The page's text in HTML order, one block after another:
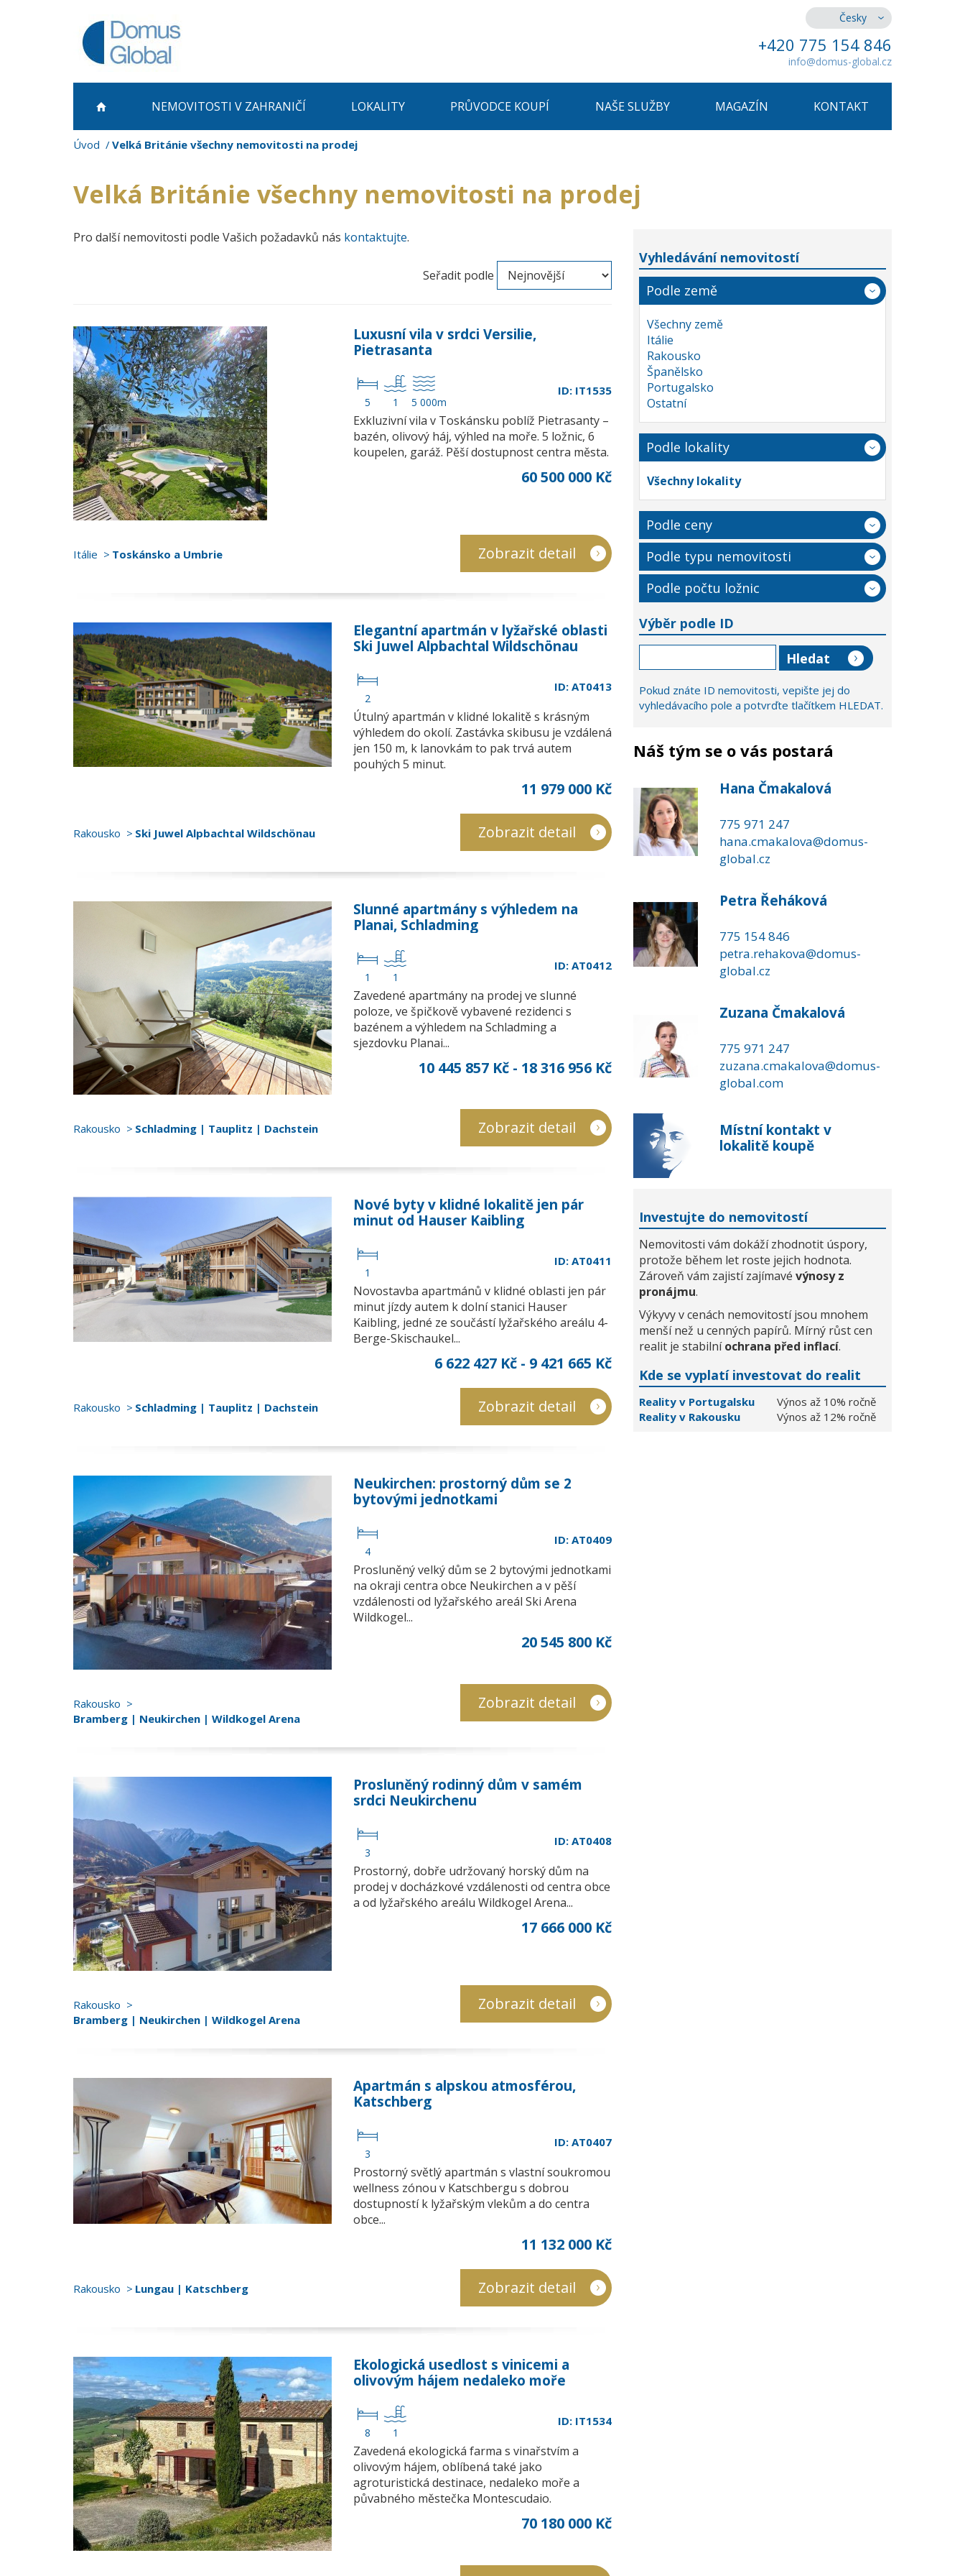
Česky
+420 775 154 846
info@domus-global.cz
NEMOVITOSTI V ZAHRANIČÍ LOKALITY PRŮVODCE KOUPÍ NAŠE SLUŽBY MAGAZÍN KONTAKT
Úvod Velká Británie všechny nemovitosti na prodej
Velká Británie všechny nemovitosti na prodej
Pro další nemovitosti podle Vašich požadavků nás kontaktujte.
Seřadit podle
Luxusní vila v srdci Versilie,
Pietrasanta
5 1 5 000m
ID: IT1535
Exkluzivní vila v Toskánsku poblíž Pietrasanty –
bazén, olivový háj, výhled na moře. 5 ložnic, 6
koupelen, garáž. Pěší dostupnost centra města.
60 500 000 Kč
Itálie Toskánsko a Umbrie Zobrazit detail
Elegantní apartmán v lyžařské oblasti
Ski Juwel Alpbachtal Wildschönau
2
ID: AT0413
Útulný apartmán v klidné lokalitě s krásným
výhledem do okolí. Zastávka skibusu je vzdálená
jen 150 m, k lanovkám to pak trvá autem
pouhých 5 minut.
11 979 000 Kč
Rakousko Ski Juwel Alpbachtal Wildschönau Zobrazit detail
Slunné apartmány s výhledem na
Planai, Schladming
1 1
ID: AT0412
Zavedené apartmány na prodej ve slunné
poloze, ve špičkově vybavené rezidenci s
bazénem a výhledem na Schladming a
sjezdovku Planai...
10 445 857 Kč - 18 316 956 Kč
Rakousko Schladming | Tauplitz | Dachstein Zobrazit detail
Nové byty v klidné lokalitě jen pár
minut od Hauser Kaibling
1
ID: AT0411
Novostavba apartmánů v klidné oblasti jen pár
minut jízdy autem k dolní stanici Hauser
Kaibling, jedné ze součástí lyžařského areálu 4-
Berge-Skischaukel...
6 622 427 Kč - 9 421 665 Kč
Rakousko Schladming | Tauplitz | Dachstein Zobrazit detail
Neukirchen: prostorný dům se 2
bytovými jednotkami
4
ID: AT0409
Prosluněný velký dům se 2 bytovými jednotkami
na okraji centra obce Neukirchen a v pěší
vzdálenosti od lyžařského areál Ski Arena
Wildkogel...
20 545 800 Kč
Rakousko
Bramberg | Neukirchen | Wildkogel Arena
Zobrazit detail
Prosluněný rodinný dům v samém
srdci Neukirchenu
3
ID: AT0408
Prostorný, dobře udržovaný horský dům na
prodej v docházkové vzdálenosti od centra obce
a od lyžařského areálu Wildkogel Arena...
17 666 000 Kč
Rakousko
Bramberg | Neukirchen | Wildkogel Arena
Zobrazit detail
Apartmán s alpskou atmosférou,
Katschberg
3
ID: AT0407
Prostorný světlý apartmán s vlastní soukromou
wellness zónou v Katschbergu s dobrou
dostupností k lyžařským vlekům a do centra
obce...
11 132 000 Kč
Rakousko Lungau | Katschberg Zobrazit detail
Ekologická usedlost s vinicemi a
olivovým hájem nedaleko moře
8 1
ID: IT1534
Zavedená ekologická farma s vinařstvím a
olivovým hájem, oblíbená také jako
agroturistická destinace, nedaleko moře a
půvabného městečka Montescudaio.
70 180 000 Kč
Vyhledávání nemovitostí
Podle země
Všechny země
Itálie
Rakousko
Španělsko
Portugalsko
Ostatní
Podle lokality
Všechny lokality
Podle ceny
Podle typu nemovitosti
Podle počtu ložnic
Výběr podle ID
Pokud znáte ID nemovitosti, vepište jej do
vyhledávacího pole a potvrďte tlačítkem HLEDAT.
Náš tým se o vás postará
Hana Čmakalová
775 971 247
hana.cmakalova@domus-
global.cz
Petra Řeháková
775 154 846
petra.rehakova@domus-
global.cz
Zuzana Čmakalová
775 971 247
zuzana.cmakalova@domus-
global.com
Místní kontakt v
lokalitě koupě
Investujte do nemovitostí
Nemovitosti vám dokáží zhodnotit úspory,
protože během let roste jejich hodnota.
Zároveň vám zajistí zajímavé výnosy z
pronájmu.
Výkyvy v cenách nemovitostí jsou mnohem
menší než u cenných papírů. Mírný růst cen
realit je stabilníochrana před inflací.
Kde se vyplatí investovat do realit
Reality v Portugalsku
Výnos až 10% ročně
Reality v Rakousku
Výnos až 12% ročně